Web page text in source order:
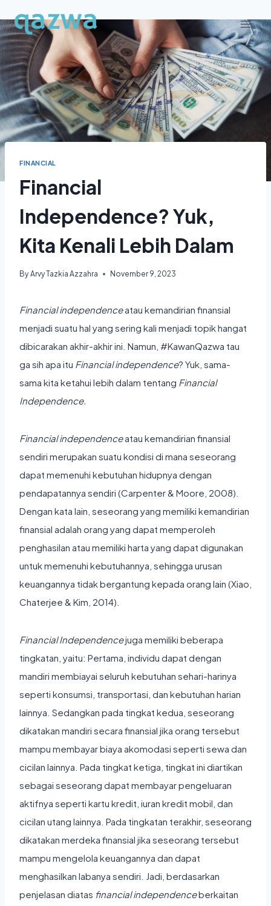
to
content
FINANCIAL
Financial
Independence? Yuk,
Kita Kenali Lebih Dalam
By Arvy Tazkia Azzahra November 9, 2023
Financial independenceatau kemandirian finansial
menjadi suatu hal yang sering kali menjadi topik hangat
dibicarakan akhir-akhir ini. Namun, #KawanQazwa tau
ga sih apa itu Financial independence? Yuk, sama-
sama kita ketahui lebih dalam tentang Financial
Independence.
Financial independenceatau kemandirian finansial
sendiri merupakan suatu kondisi di mana seseorang
dapat memenuhi kebutuhan hidupnya dengan
pendapatannya sendiri (Carpenter & Moore, 2008).
Dengan kata lain, seseorang yang memiliki kemandirian
finansial adalah orang yang dapat memperoleh
penghasilan atau memiliki harta yang dapat digunakan
untuk memenuhi kebutuhannya, sehingga urusan
keuangannya tidak bergantung kepada orang lain (Xiao,
Chaterjee & Kim, 2014).
Financial Independencejuga memiliki beberapa
tingkatan, yaitu: Pertama, individu dapat dengan
mandiri membiayai seluruh kebutuhan sehari-harinya
seperti konsumsi, transportasi, dan kebutuhan harian
lainnya. Sedangkan pada tingkat kedua, seseorang
dikatakan mandiri secara finansial jika orang tersebut
mampu membayar biaya akomodasi seperti sewa dan
cicilan lainnya. Pada tingkat ketiga, tingkat ini diartikan
sebagai seseorang dapat membayar pengeluaran
aktifnya seperti kartu kredit, iuran kredit mobil, dan
cicilan utang lainnya. Pada tingkatan terakhir, seseorang
dikatakan merdeka finansial jika seseorang tersebut
mampu mengelola keuangannya dan dapat
menghasilkan labanya sendiri. Jadi, berdasarkan
penjelasan diatas financial independenceberkaitan